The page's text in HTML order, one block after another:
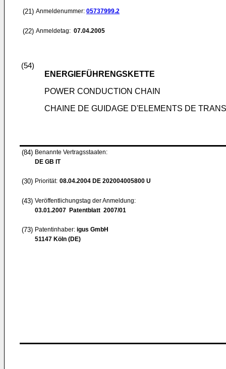
(21) Anmeldenummer: 05737999.2
(22) Anmeldetag: 07.04.2005
(54)
ENERGIEFÜHRENGSKETTE
POWER CONDUCTION CHAIN
CHAINE DE GUIDAGE D'ELEMENTS DE
(84) Benannte Vertragsstaaten:
DE GB IT
(30) Priorität: 08.04.2004 DE 202004005800 U
(43) Veröffentlichungstag der Anmeldung:
03.01.2007 Patentblatt 2007/01
(73) Patentinhaber: igus GmbH
51147 Köln (DE)